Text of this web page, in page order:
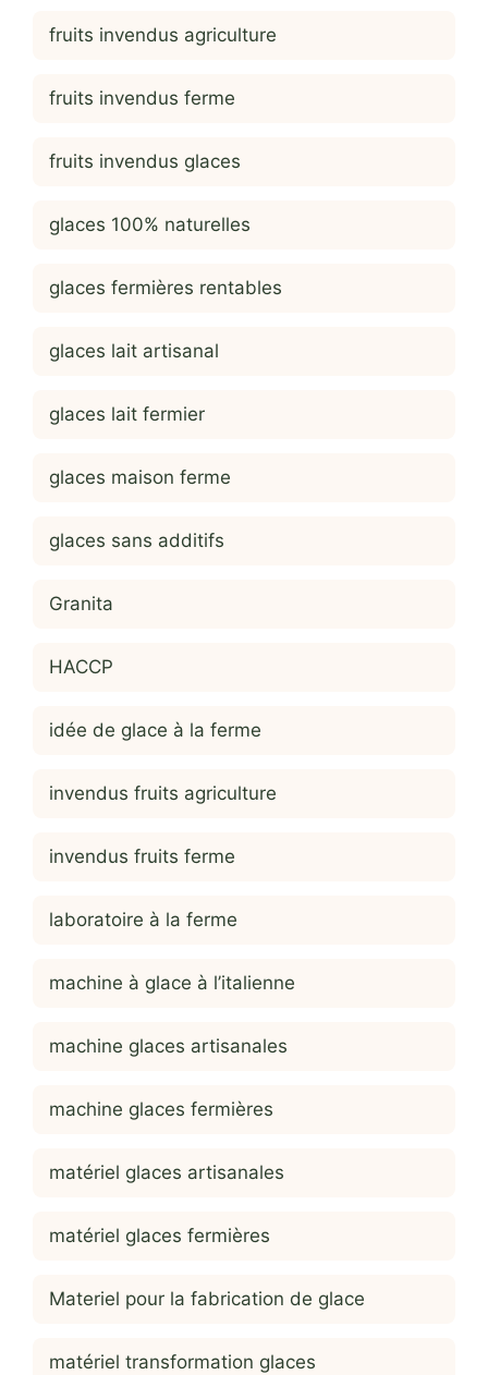
fruits invendus agriculture
fruits invendus ferme
fruits invendus glaces
glaces 100% naturelles
glaces fermières rentables
glaces lait artisanal
glaces lait fermier
glaces maison ferme
glaces sans additifs
Granita
HACCP
idée de glace à la ferme
invendus fruits agriculture
invendus fruits ferme
laboratoire à la ferme
machine à glace à l’italienne
machine glaces artisanales
machine glaces fermières
matériel glaces artisanales
matériel glaces fermières
Materiel pour la fabrication de glace
matériel transformation glaces